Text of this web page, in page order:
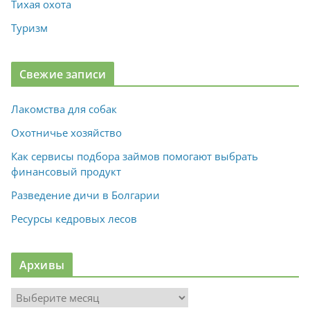
Тихая охота
Туризм
Свежие записи
Лакомства для собак
Охотничье хозяйство
Как сервисы подбора займов помогают выбрать
финансовый продукт
Разведение дичи в Болгарии
Ресурсы кедровых лесов
Архивы